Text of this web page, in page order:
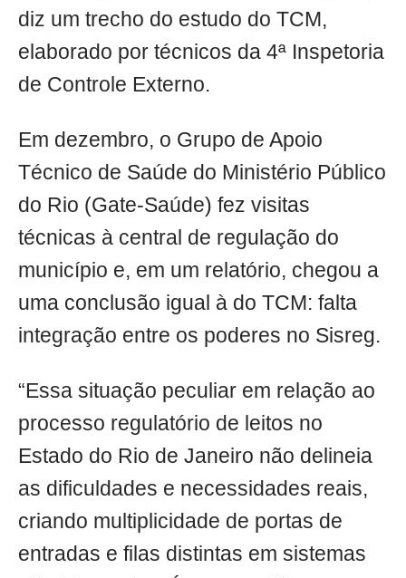
diz um trecho do estudo do TCM,
elaborado por técnicos da 4ª Inspetoria
de Controle Externo.
Em dezembro, o Grupo de Apoio
Técnico de Saúde do Ministério Público
do Rio (Gate-Saúde) fez visitas
técnicas à central de regulação do
município e, em um relatório, chegou a
uma conclusão igual à do TCM: falta
integração entre os poderes no Sisreg.
“Essa situação peculiar em relação ao
processo regulatório de leitos no
Estado do Rio de Janeiro não delineia
as dificuldades e necessidades reais,
criando multiplicidade de portas de
entradas e filas distintas em sistemas